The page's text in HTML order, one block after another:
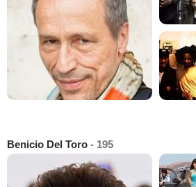
Benicio Del Toro - 195